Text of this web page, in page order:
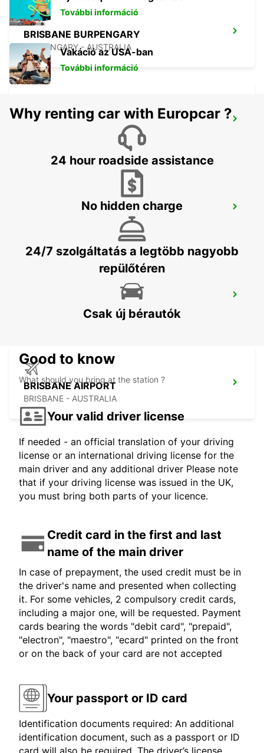
BRISBANE BURPENGARY
BURPENGARY - AUSTRALIA
BRISBANE KIPPA RING
KIPPA RING - AUSTRALIA
BRISBANE BRENDALE
BRISBANE CITY COMMERCIALS
GEEBUNG - AUSTRALIA
BRISBANE AIRPORT
BRISBANE - AUSTRALIA
További információ
Vakáció az USA-ban
További információ
Why renting car with Europcar ?
24 hour roadside assistance
No hidden charge
24/7 szolgáltatás a legtöbb nagyobb
repülőtéren
Csak új bérautók
Good to know
What should you bring at the station ?
Your valid driver license
If needed - an official translation of your driving
license or an international driving license for the
main driver and any additional driver Please note
that if your driving license was issued in the UK,
you must bring both parts of your licence.
Credit card in the first and last
name of the main driver
In case of prepayment, the used credit must be in
the driver's name and presented when collecting
it. For some vehicles, 2 compulsory credit cards,
including a major one, will be requested. Payment
cards bearing the words "debit card", "prepaid",
"electron", "maestro", "ecard" printed on the front
or on the back of your card are not accepted
Your passport or ID card
Identification documents required: An additional
identification document, such as a passport or ID